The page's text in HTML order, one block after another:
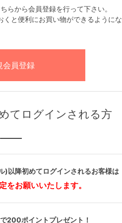
らから会員登録を行って下さい。
と便利にお買い物ができるように
てログインされる方
以降初めてログインされるお客様は
をお願いいたします。
200ポイントプレゼント！